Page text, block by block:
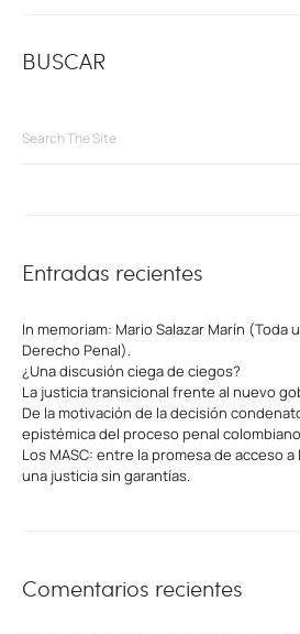
BUSCAR
Entradas recientes
In memoriam: Mario Salazar Marín (Toda
Derecho Penal).
¿Una discusión ciega de ciegos?
La justicia transicional frente al nuevo
De la motivación de la decisión
epistémica del proceso penal colombiano
Los MASC: entre la promesa de acceso
una justicia sin garantías.
Comentarios recientes